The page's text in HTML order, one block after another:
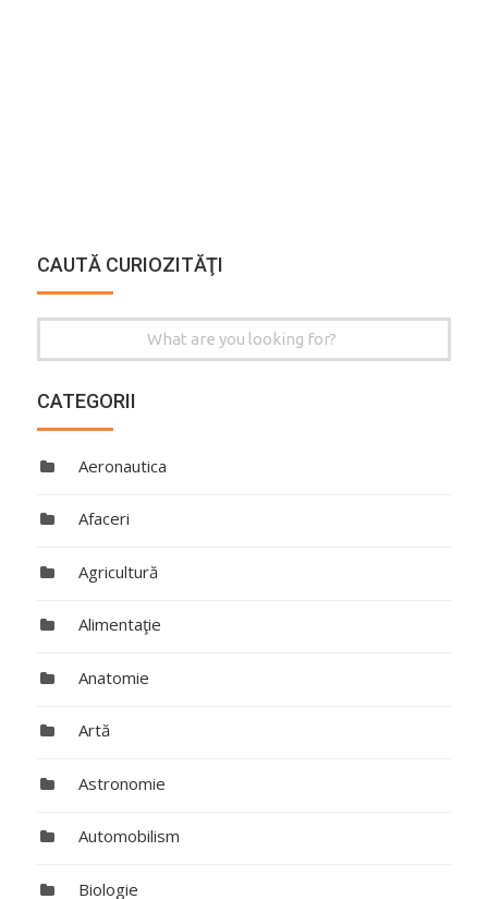
CAUTĂ CURIOZITĂŢI
for:
CATEGORII
Aeronautica
Afaceri
Agricultură
Alimentaţie
Anatomie
Artă
Astronomie
Automobilism
Biologie